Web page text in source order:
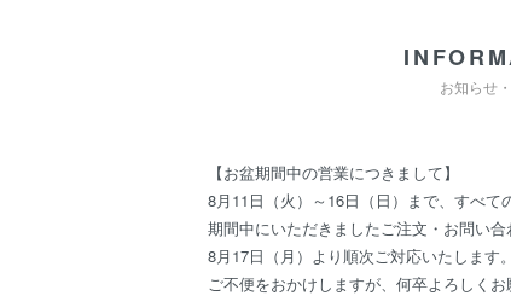
お知らせ
【お盆期間中の営業につきまして】
8月11日（火）～16日（日）まで、すべて
期間中にいただきましたご注文・お問い合
8月17日（月）より順次ご対応いたします。
ご不便をおかけしますが、何卒よろしくお